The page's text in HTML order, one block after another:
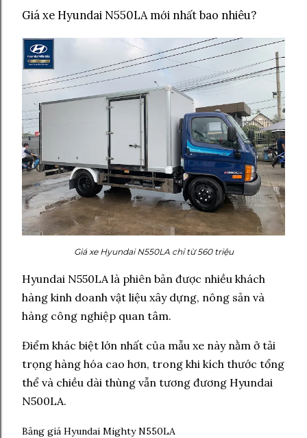
Giá xe Hyundai N550LA mới nhất bao nhiêu?
Giá xe Hyundai N550LA chỉ từ 560 triệu
Hyundai N550LA là phiên bản được nhiều khách
hàng kinh doanh vật liệu xây dựng, nông sản và
hàng công nghiệp quan tâm.
Điểm khác biệt lớn nhất của mẫu xe này nằm ở tải
trọng hàng hóa cao hơn, trong khi kích thước tổng
thể và chiều dài thùng vẫn tương đương Hyundai
N500LA.
Bảng giá Hyundai Mighty N550LA